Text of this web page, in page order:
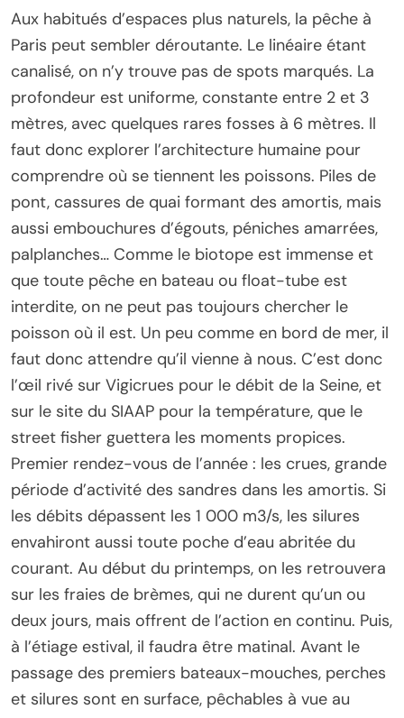
Aux habitués d’espaces plus naturels, la pêche à
Paris peut sembler déroutante. Le linéaire étant
canalisé, on n’y trouve pas de spots marqués. La
profondeur est uniforme, constante entre 2 et 3
mètres, avec quelques rares fosses à 6 mètres. Il
faut donc explorer l’architecture humaine pour
comprendre où se tiennent les poissons. Piles de
pont, cassures de quai formant des amortis, mais
aussi embouchures d’égouts, péniches amarrées,
palplanches… Comme le biotope est immense et
que toute pêche en bateau ou float-tube est
interdite, on ne peut pas toujours chercher le
poisson où il est. Un peu comme en bord de mer, il
faut donc attendre qu’il vienne à nous. C’est donc
l’œil rivé sur Vigicrues pour le débit de la Seine, et
sur le site du SIAAP pour la température, que le
street fisher guettera les moments propices.
Premier rendez-vous de l’année : les crues, grande
période d’activité des sandres dans les amortis. Si
les débits dépassent les 1 000 m3/s, les silures
envahiront aussi toute poche d’eau abritée du
courant. Au début du printemps, on les retrouvera
sur les fraies de brèmes, qui ne durent qu’un ou
deux jours, mais offrent de l’action en continu. Puis,
à l’étiage estival, il faudra être matinal. Avant le
passage des premiers bateaux-mouches, perches
et silures sont en surface, pêchables à vue au